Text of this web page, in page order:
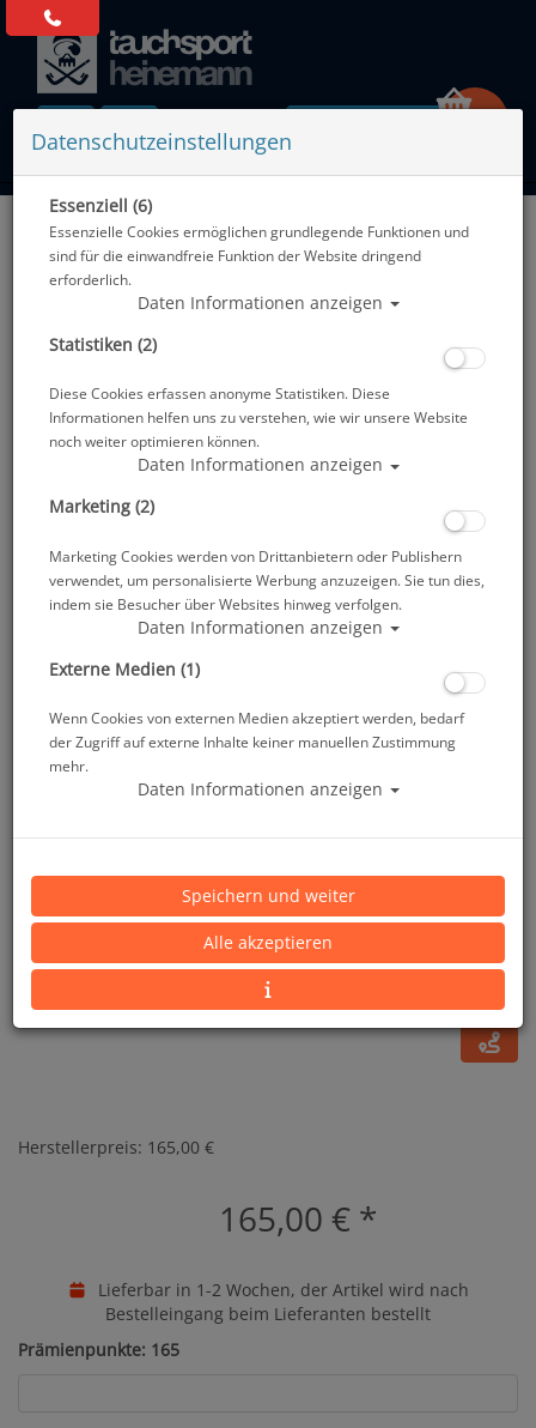
Alle Artikel zeigen aus: Neoprenanzüge - 5mm
Apnea Instinct 50 - Hose - Herren - Gr: S2
Artikelnr.: mar-422460S2
Herstellerpreis: 165,00 €
165,00 € *
Lieferbar in 1-2 Wochen, der Artikel wird nach
Bestelleingang beim Lieferanten bestellt
Prämienpunkte: 165
Datenschutzeinstellungen
Essenziell (6)
Essenzielle Cookies ermöglichen grundlegende Funktionen und
sind für die einwandfreie Funktion der Website dringend
erforderlich.
Daten Informationen anzeigen
Statistiken (2)
Diese Cookies erfassen anonyme Statistiken. Diese
Informationen helfen uns zu verstehen, wie wir unsere Website
noch weiter optimieren können.
Daten Informationen anzeigen
Marketing (2)
Marketing Cookies werden von Drittanbietern oder Publishern
verwendet, um personalisierte Werbung anzuzeigen. Sie tun dies,
indem sie Besucher über Websites hinweg verfolgen.
Daten Informationen anzeigen
Externe Medien (1)
Wenn Cookies von externen Medien akzeptiert werden, bedarf
der Zugriff auf externe Inhalte keiner manuellen Zustimmung
mehr.
Daten Informationen anzeigen
Speichern und weiter
Alle akzeptieren